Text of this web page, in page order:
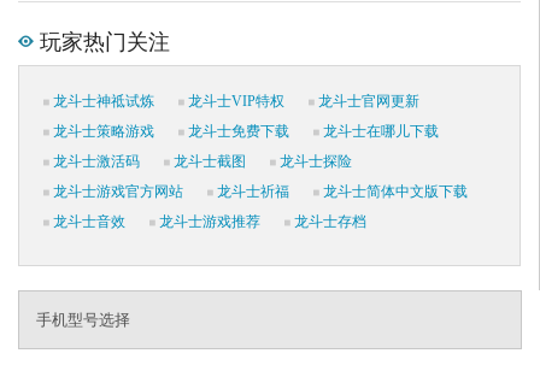
玩家热门关注
龙斗士神祗试炼 龙斗士VIP特权
龙斗士官网更新
龙斗士策略游戏
龙斗士免费下载
龙斗士在哪儿下载
龙斗士激活码
龙斗士截图
龙斗士探险
龙斗士游戏官方网站
龙斗士祈福
龙斗士简体中文版下载
龙斗士音效
龙斗士游戏推荐 龙斗士存档
手机型号选择